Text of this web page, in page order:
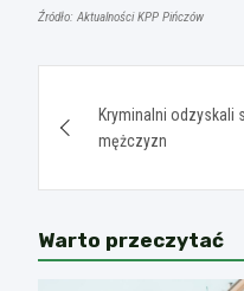
Źródło: Aktualności KPP Pińczów
wpisuKryminalni odzyskali
mężczyzn
Warto przeczytać